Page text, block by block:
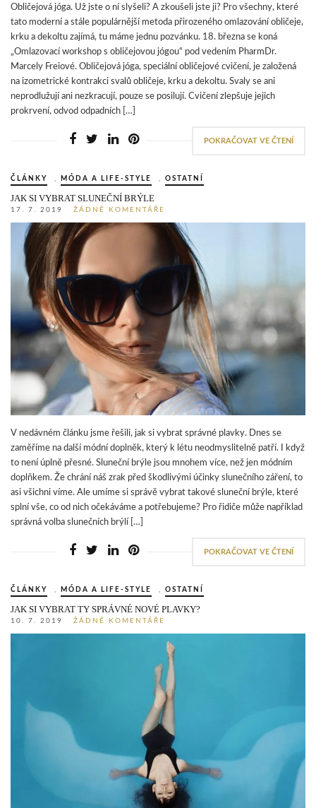
Obličejová jóga. Už jste o ní slyšeli? A zkoušeli jste ji? Pro všechny, které
tato moderní a stále populárnější metoda přirozeného omlazování obličeje,
krku a dekoltu zajímá, tu máme jednu pozvánku. 18. března se koná
„Omlazovací workshop s obličejovou jógou“ pod vedením PharmDr.
Marcely Freiové. Obličejová jóga, speciální obličejové cvičení, je založená
na izometrické kontrakci svalů obličeje, krku a dekoltu. Svaly se ani
neprodlužují ani nezkracují, pouze se posilují. Cvičení zlepšuje jejich
prokrvení, odvod odpadních […]
POKRAČOVAT VE ČTENÍ
ČLÁNKY , MÓDA A LIFE-STYLE , OSTATNÍ
JAK SI VYBRAT SLUNEČNÍ BRÝLE
17. 7. 2019 ŽÁDNÉ KOMENTÁŘE
V nedávném článku jsme řešili, jak si vybrat správné plavky. Dnes se
zaměříme na další módní doplněk, který k létu neodmyslitelně patří. I když
to není úplně přesné. Sluneční brýle jsou mnohem více, než jen módním
doplňkem. Že chrání náš zrak před škodlivými účinky slunečního záření, to
asi všichni víme. Ale umíme si správě vybrat takové sluneční brýle, které
splní vše, co od nich očekáváme a potřebujeme? Pro řidiče může například
správná volba slunečních brýlí […]
POKRAČOVAT VE ČTENÍ
ČLÁNKY , MÓDA A LIFE-STYLE , OSTATNÍ
JAK SI VYBRAT TY SPRÁVNÉ NOVÉ PLAVKY?
10. 7. 2019 ŽÁDNÉ KOMENTÁŘE